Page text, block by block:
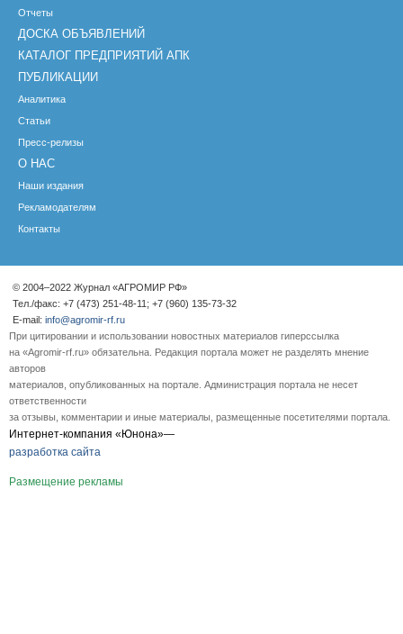
Отчеты
ДОСКА ОБЪЯВЛЕНИЙ
КАТАЛОГ ПРЕДПРИЯТИЙ АПК
ПУБЛИКАЦИИ
Аналитика
Статьи
Пресс-релизы
О НАС
Наши издания
Рекламодателям
Контакты
© 2004–2022 Журнал «АГРОМИР РФ»
Тел./факс: +7 (473) 251-48-11; +7 (960) 135-73-32
E-mail: info@agromir-rf.ru
При цитировании и использовании новостных материалов гиперссылка
на «Agromir-rf.ru» обязательна. Редакция портала может не разделять мнение
авторов
материалов, опубликованных на портале. Администрация портала не несет
ответственности
за отзывы, комментарии и иные материалы, размещенные посетителями портала.
Интернет-компания «Юнона»—
разработка сайта
Размещение рекламы